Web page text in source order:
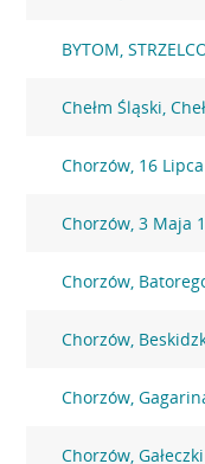
BYTOM,
Chełm Śląski,
Chorzów, 16
Chorzów, 3 Maja
Chorzów,
Chorzów,
Chorzów,
Chorzów,